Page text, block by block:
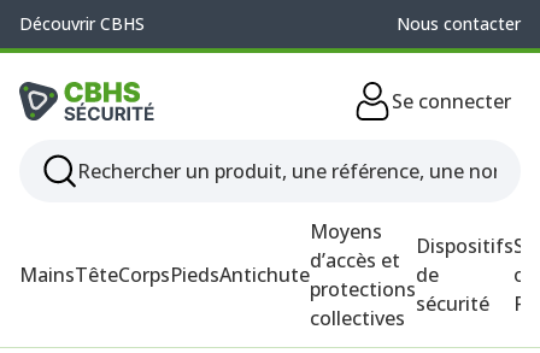
Découvrir CBHS Nous contacter
Se connecter
MainsTêteCorpsPiedsAntichute
Moyens
d’accès et
protections
collectives
Dispositifs
de
sécurité